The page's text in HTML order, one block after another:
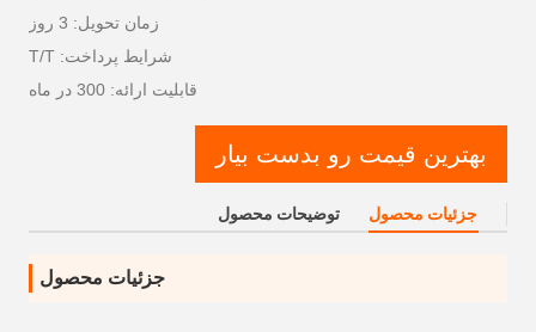
زمان تحویل: 3 روز
شرایط پرداخت: T/T
قابلیت ارائه: 300 در ماه
بهترین قیمت رو بدست بیار
جزئیات محصول توضیحات محصول
جزئیات محصول